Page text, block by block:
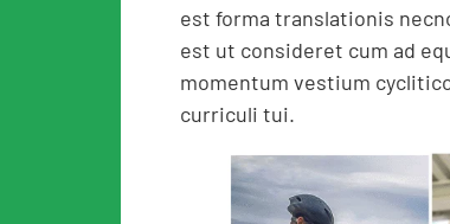
est forma translationis
est ut consideret cum ad
momentum vestium
curriculi tui.